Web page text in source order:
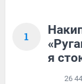
1
я
26